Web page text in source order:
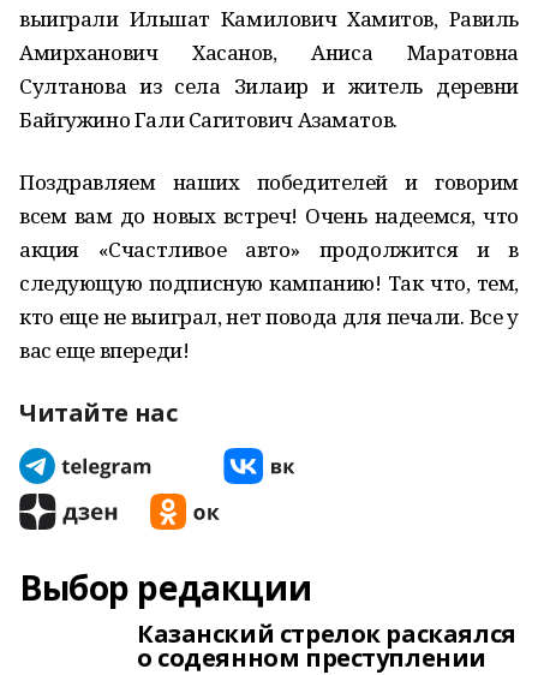
выиграли Ильшат Камилович Хамитов, Равиль
Амирханович Хасанов, Аниса Маратовна
Султанова из села Зилаир и житель деревни
Байгужино Гали Сагитович Азаматов.
Поздравляем наших победителей и говорим
всем вам до новых встреч! Очень надеемся, что
акция «Счастливое авто» продолжится и в
следующую подписную кампанию! Так что, тем,
кто еще не выиграл, нет повода для печали. Все у
вас еще впереди!
Читайте нас
Выбор редакции
Казанский стрелок раскаялся
о содеянном преступлении